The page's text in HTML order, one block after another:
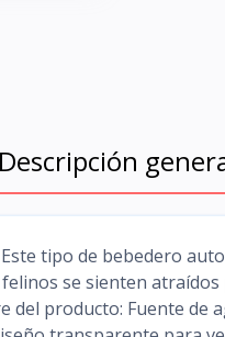
Descripción
tipo de bebedero
se sienten
del producto: Fuente de